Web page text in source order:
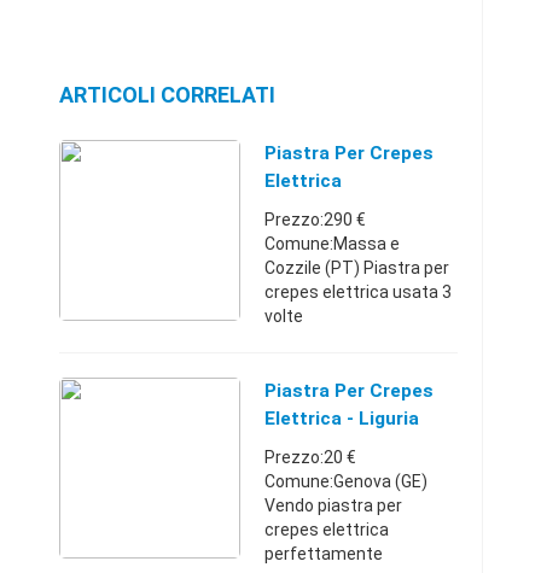
ARTICOLI CORRELATI
Piastra Per Crepes
Elettrica
Prezzo:290 €
Comune:Massa e
Cozzile (PT) Piastra per
crepes elettrica usata 3
volte
Piastra Per Crepes
Elettrica - Liguria
Prezzo:20 €
Comune:Genova (GE)
Vendo piastra per
crepes elettrica
perfettamente